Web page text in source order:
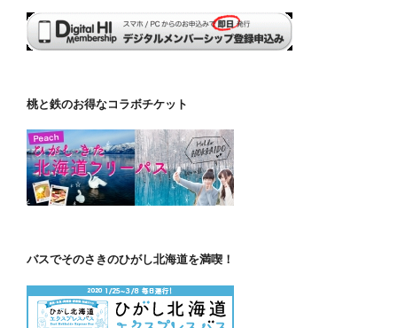
桃と鉄のお得なコラボチケット
バスでそのさきのひがし北海道を満喫！